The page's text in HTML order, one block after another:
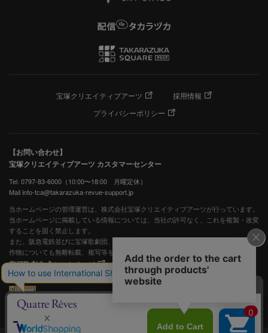
宝塚クリエイティブアーツ
採用情報
プライバシーポリシー
【お問い合わせ】
宝塚クリエイティブアーツ カスタマーセンター
Tel. 0797-83-6000（10:00〜18:00 月曜定休）
Mail info-tca@takarazuka-revue-support.jp
当ホームページの管理運営は、株式会社宝塚クリエイティブアーツが行っています。
当ホームページに掲載している情報については、当社の許可なく、これを複製・改変
することを固く禁止します。
また、阪急電鉄並びに宝塚歌劇団、宝塚クリエイティブアーツの出版物ほか写真等著
作物についても無断転載、複写等を禁じます。
宝塚歌劇公式ホームページ
JASRAC許諾番号：S0507081515
JASRAC許諾番号：9009941002Y45040